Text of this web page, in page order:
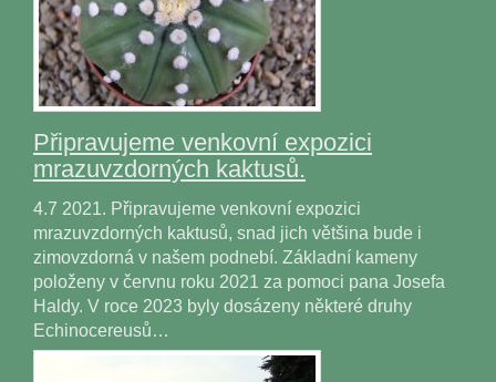
Připravujeme venkovní expozici
mrazuvzdorných kaktusů.
4.7 2021. Připravujeme venkovní expozici
mrazuvzdorných kaktusů, snad jich většina bude i
zimovzdorná v našem podnebí. Základní kameny
položeny v červnu roku 2021 za pomoci pana Josefa
Haldy. V roce 2023 byly dosázeny některé druhy
Echinocereusů…